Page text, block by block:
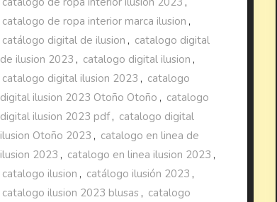
catalogo de ropa interior marca ilusion ,
catálogo digital de ilusion , catalogo digital
de ilusion 2023 , catalogo digital ilusion ,
catalogo digital ilusion 2023 , catalogo
digital ilusion 2023 Otoño Otoño , catalogo
digital ilusion 2023 pdf, catalogo digital
ilusion Otoño 2023 , catalogo en linea de
ilusion 2023 , catalogo en linea ilusion 2023 ,
catalogo ilusion , catálogo ilusión 2023 ,
catalogo ilusion 2023 blusas , catalogo